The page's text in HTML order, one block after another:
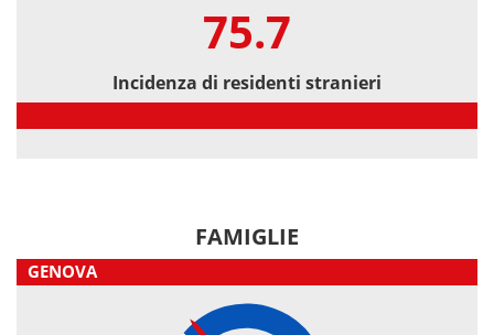
75.7
Incidenza di residenti stranieri
FAMIGLIE
GENOVA